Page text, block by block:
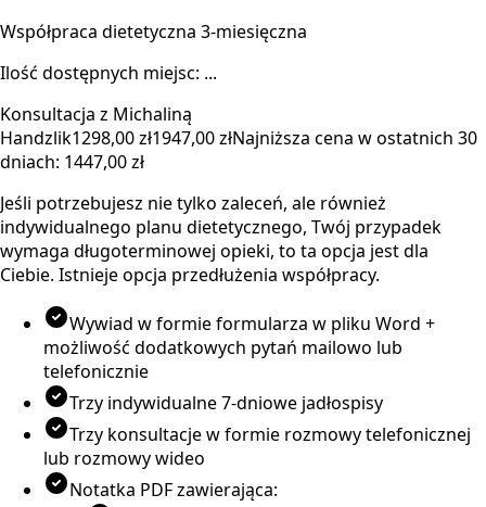
Współpraca dietetyczna 3-miesięczna
Ilość dostępnych miejsc: ...
Konsultacja z Michaliną
Handzlik1298,00 zł1947,00 złNajniższa cena w ostatnich 30
dniach: 1447,00 zł
Jeśli potrzebujesz nie tylko zaleceń, ale również
indywidualnego planu dietetycznego, Twój przypadek
wymaga długoterminowej opieki, to ta opcja jest dla
Ciebie. Istnieje opcja przedłużenia współpracy.
Wywiad w formie formularza w pliku Word +
możliwość dodatkowych pytań mailowo lub
telefonicznie
Trzy indywidualne 7-dniowe jadłospisy
Trzy konsultacje w formie rozmowy telefonicznej
lub rozmowy wideo
Notatka PDF zawierająca: